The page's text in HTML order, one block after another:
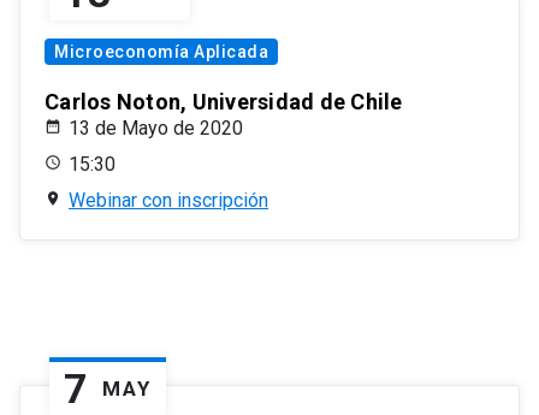
Microeconomía Aplicada
Carlos Noton, Universidad de Chile
13 de Mayo de 2020
15:30
Webinar con inscripción
7 MAY